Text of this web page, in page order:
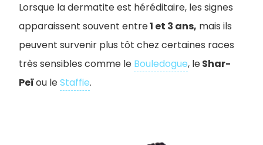
Lorsque la dermatite est héréditaire, les signes
apparaissent souvent entre1 et 3 ans, mais ils
peuvent survenir plus tôt chez certaines races
très sensibles comme le Bouledogue, leShar-
Peïou leStaffie.